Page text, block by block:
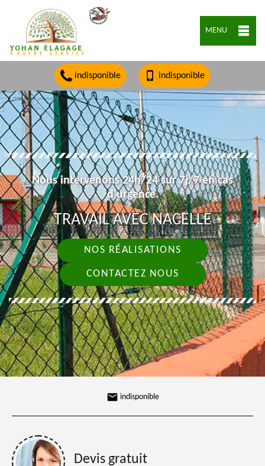
MENU
indisponible indisponible
Nous intervenons 24h/24 sur 7j/7 en cas
d'urgence.
TRAVAIL AVEC NACELLE
NOS RÉALISATIONS
CONTACTEZ NOUS
indisponible
Devis gratuit